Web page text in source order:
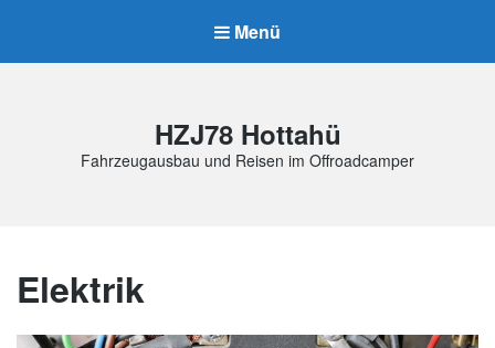
Menü
HZJ78 Hottahü
Fahrzeugausbau und Reisen im Offroadcamper
Elektrik